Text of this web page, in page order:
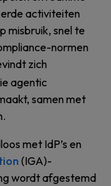
activiteiten
misbruik, snel te
normen
zich
agentic
samen met
met IdP’s en
(IGA)-
wordt afgestemd